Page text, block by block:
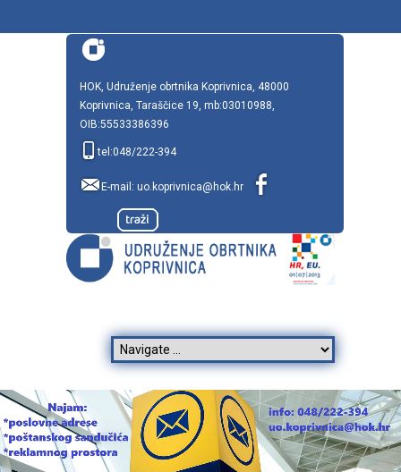
HOK, Udruženje obrtnika Koprivnica, 48000
Koprivnica, Taraščice 19, mb:03010988,
OIB:55533386396
tel:048/222-394
E-mail: uo.koprivnica@hok.hr